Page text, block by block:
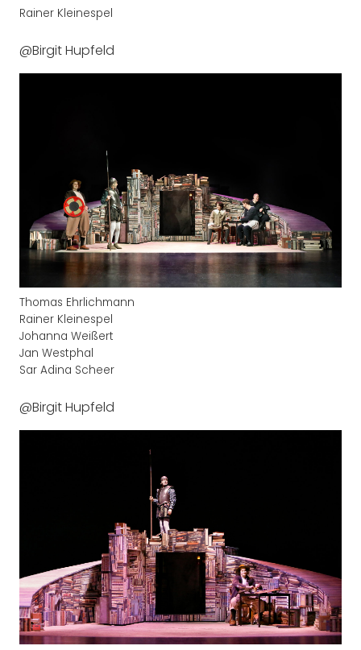
Rainer Kleinespel
@Birgit Hupfeld
Thomas Ehrlichmann
Rainer Kleinespel
Johanna Weißert
Jan Westphal
Sar Adina Scheer
@Birgit Hupfeld